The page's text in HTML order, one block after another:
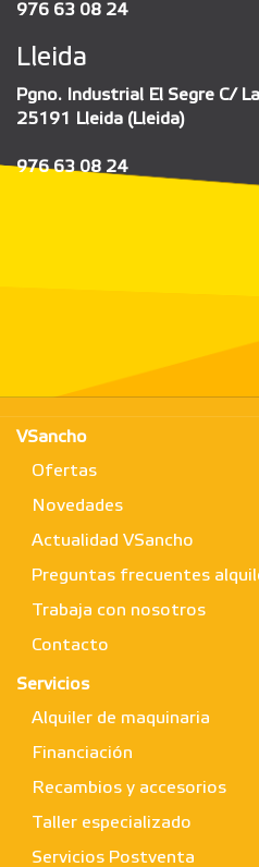
976 63 08 24
Lleida
Pgno. Industrial El Segre C/
25191 Lleida (Lleida)
976 63 08 24
VSancho
Ofertas
Novedades
Actualidad VSancho
Preguntas frecuentes
Trabaja con nosotros
Contacto
Servicios
Alquiler de maquinaria
Financiación
Recambios y accesorios
Taller especializado
Servicios Postventa